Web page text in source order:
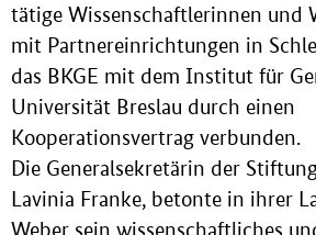
tätige Wissenschaftlerinnen und
mit Partnereinrichtungen in
das BKGE mit dem Institut für
Universität Breslau durch einen
Kooperationsvertrag verbunden.
Die Generalsekretärin der
Lavinia Franke, betonte in ihrer
Weber sein wissenschaftliches